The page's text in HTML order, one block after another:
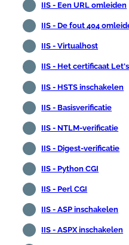
IIS - Een URL omleiden
IIS - De fout 404
IIS - Virtualhost
IIS - Het certificaat
IIS - HSTS inschakelen
IIS - Basisverificatie
IIS - NTLM-verificatie
IIS - Digest-verificatie
IIS - Python CGI
IIS - Perl CGI
IIS - ASP inschakelen
IIS - ASPX inschakelen